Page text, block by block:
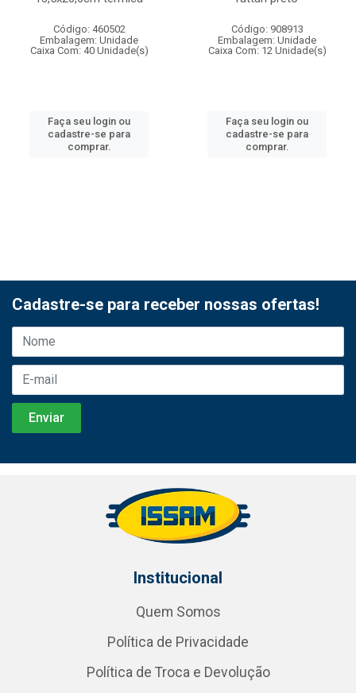
Código: 460502
Embalagem: Unidade
Caixa Com: 40 Unidade(s)
Faça seu login ou
cadastre-se para
comprar.
Código: 908913
Embalagem: Unidade
Caixa Com: 12 Unidade(s)
Faça seu login ou
cadastre-se para
comprar.
Cadastre-se para receber nossas ofertas!
Institucional
Quem Somos
Política de Privacidade
Política de Troca e Devolução